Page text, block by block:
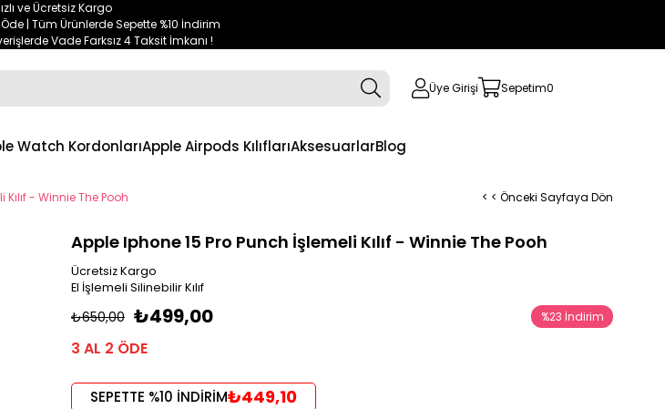
ve Ücretsiz Kargo
| Tüm Ürünlerde Sepette %10 İndirim
Vade Farksız 4 Taksit İmkanı !
Üye Girişi Sepetim0
Watch KordonlarıApple Airpods KılıflarıAksesuarlarBlog
- Winnie The Pooh < < Önceki Sayfaya Dön
Apple Iphone 15 Pro Punch İşlemeli Kılıf - Winnie The Pooh
Ücretsiz Kargo
El İşlemeli Silinebilir Kılıf
₺650,00 ₺499,00 %23 İndirim
3 AL 2 ÖDE
SEPETTE %10 İNDİRİM₺449,10